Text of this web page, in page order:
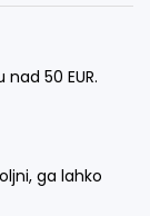
50 EUR.
ga lahko